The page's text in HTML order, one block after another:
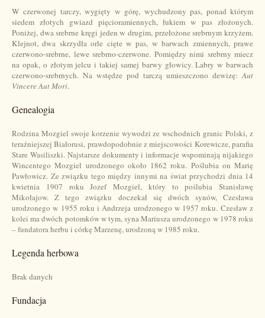
W czerwonej tarczy, wygięty w górę, wychudzony pas, ponad którym
siedem złotych gwiazd pięcioramiennych, łukiem w pas złożonych.
Poniżej, dwa srebrne kręgi jeden w drugim, przełożone srebrnym krzyżem.
Klejnot, dwa skrzydła orle cięte w pas, w barwach zmiennych, prawe
czerwono-srebrne, lewe srebrno-czerwone. Pomiędzy nimi srebrny miecz
na opak, o złotym jelcu i takiej samej barwy głowicy. Labry w barwach
czerwono-srebrnych. Na wstędze pod tarczą umieszczono dewizę:Aut
Vincere Aut Mori.
Genealogia
Rodzina Mozgiel swoje korzenie wywodzi ze wschodnich granic Polski, z
teraźniejszej Białorusi, prawdopodobnie z miejscowości Korewicze, parafia
Stare Wasiliszki. Najstarsze dokumenty i informacje wspominają nijakiego
Wincentego Mozgiel urodzonego około 1862 roku. Poślubia on Marię
Pawłowicz. Ze związku tego między innymi na świat przychodzi dnia 14
kwietnia 1907 roku Jozef Mozgiel, który to poślubia Stanisławę
Mikołajow. Z tego związku doczekał się dwóch synów, Czesława
urodzonego w 1955 roku i Andrzeja urodzonego w 1957 roku. Czesław z
kolei ma dwóch potomków w tym, syna Mariusza urodzonego w 1978 roku
– fundatora herbu i córkę Marzenę, urodzoną w 1985 roku.
Legenda herbowa
Brak danych
Fundacja